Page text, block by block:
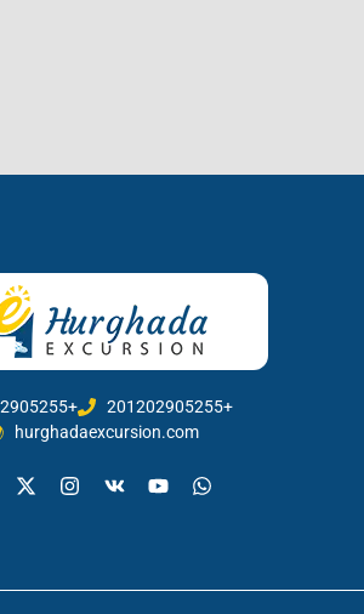
201202905255+
hurghadaexcursion.com